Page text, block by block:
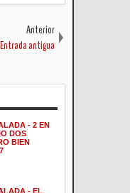
Anterior
antigua
- 2 EN
DOS
BIEN
- EL